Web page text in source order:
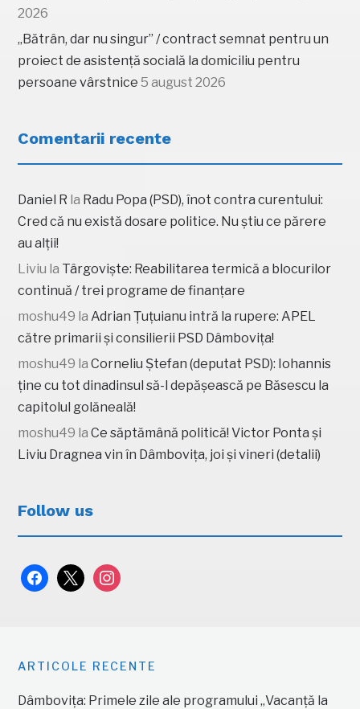
2026
„Bătrân, dar nu singur” / contract semnat pentru un
proiect de asistență socială la domiciliu pentru
persoane vârstnice 5 august 2026
Comentarii recente
Daniel R la Radu Popa (PSD), înot contra curentului:
Cred că nu există dosare politice. Nu știu ce părere
au alții!
Liviu la Târgoviște: Reabilitarea termică a blocurilor
continuă / trei programe de finanțare
moshu49 la Adrian Țuțuianu intră la rupere: APEL
către primarii și consilierii PSD Dâmbovița!
moshu49 laCorneliu Ștefan (deputat PSD): Iohannis
ține cu tot dinadinsul să-l depășească pe Băsescu la
capitolul golăneală!
moshu49 laCe săptămână politică! Victor Ponta și
Liviu Dragnea vin în Dâmbovița, joi și vineri (detalii)
Follow us
facebook
x instagram
ARTICOLE RECENTE
Dâmbovița: Primele zile ale programului „Vacanță la